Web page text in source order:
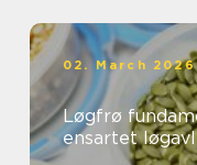
02. March 2026
Løgfrø fundamentet for en sund og
ensartet løgavl